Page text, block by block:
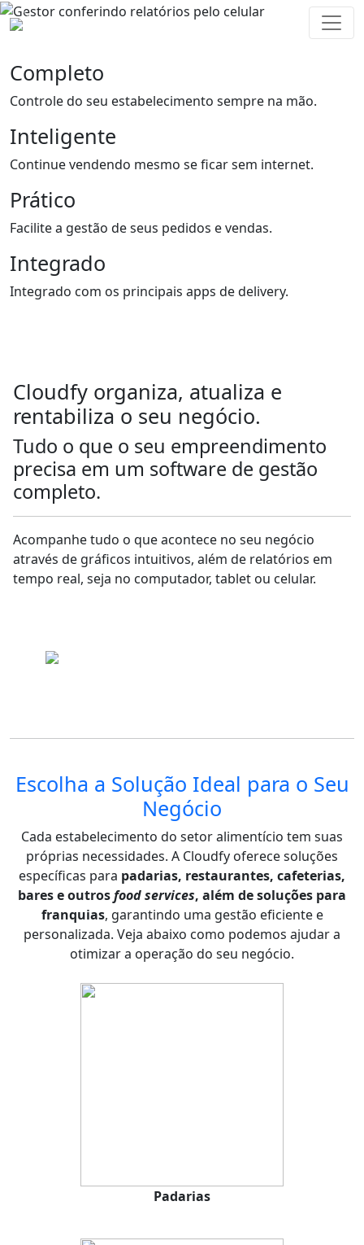
Previous Next
Completo
Controle do seu estabelecimento sempre na mão.
Inteligente
Continue vendendo mesmo se ficar sem internet.
Prático
Facilite a gestão de seus pedidos e vendas.
Integrado
Integrado com os principais apps de delivery.
Cloudfy organiza, atualiza e
rentabiliza o seu negócio.
Tudo o que o seu empreendimento
precisa em um software de gestão
completo.
Acompanhe tudo o que acontece no seu negócio
através de gráficos intuitivos, além de relatórios em
tempo real, seja no computador, tablet ou celular.
Escolha a Solução Ideal para o Seu
Negócio
Cada estabelecimento do setor alimentício tem suas
próprias necessidades. A Cloudfy oferece soluções
específicas para padarias, restaurantes, cafeterias,
bares e outrosfood services, além de soluções para
franquias, garantindo uma gestão eficiente e
personalizada. Veja abaixo como podemos ajudar a
otimizar a operação do seu negócio.
Padarias